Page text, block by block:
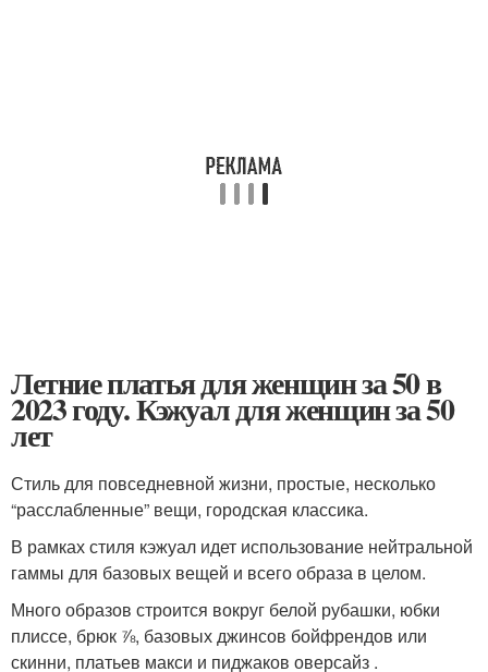
Летние платья для женщин за 50 в
2023 году. Кэжуал для женщин за 50
лет
Стиль для повседневной жизни, простые, несколько
“расслабленные” вещи, городская классика.
В рамках стиля кэжуал идет использование нейтральной
гаммы для базовых вещей и всего образа в целом.
Много образов строится вокруг белой рубашки, юбки
плиссе, брюк ⅞, базовых джинсов бойфрендов или
скинни, платьев макси и пиджаков оверсайз .